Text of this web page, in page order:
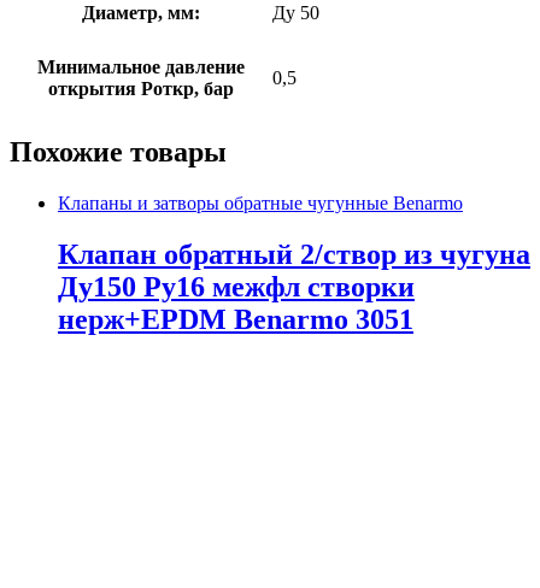
Диаметр, мм: Ду 50
Минимальное давление
открытия Роткр, бар
0,5
Похожие товары
Клапаны и затворы обратные чугунные Benarmo
Клапан обратный 2/створ из чугуна
Ду150 Ру16 межфл створки
нерж+EPDM Benarmo 3051